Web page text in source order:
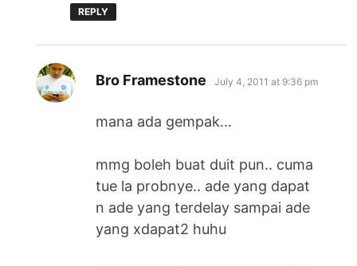
REPLY
Bro Framestone says:
July 4, 2011 at 9:36 pm
mana ada gempak…
mmg boleh buat duit pun.. cuma
tue la probnye.. ade yang dapat
n ade yang terdelay sampai ade
yang xdapat2 huhu